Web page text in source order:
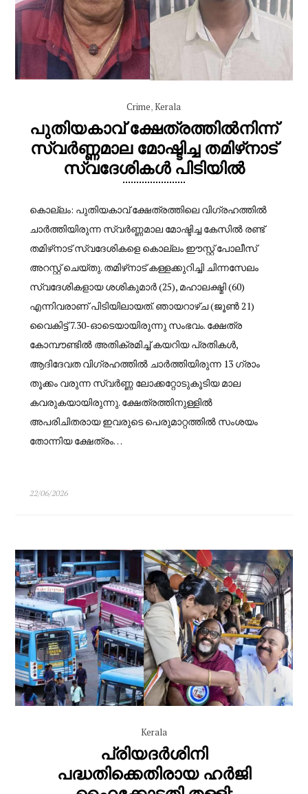
Crime,Kerala
പുതിയകാവ് ക്ഷേത്രത്തിൽനിന്ന്
സ്വർണ്ണമാല മോഷ്ടിച്ച തമിഴ്‌നാട്
സ്വദേശികൾ പിടിയിൽ
കൊല്ലം: പുതിയകാവ് ക്ഷേത്രത്തിലെ വിഗ്രഹത്തിൽ
ചാർത്തിയിരുന്ന സ്വർണ്ണമാല മോഷ്ടിച്ച കേസിൽ രണ്ട്
തമിഴ്‌നാട് സ്വദേശികളെ കൊല്ലം ഈസ്റ്റ് പോലീസ്
അറസ്റ്റ് ചെയ്തു. തമിഴ്‌നാട് കള്ളക്കുറിച്ചി ചിന്നസേലം
സ്വദേശികളായ ശശികുമാർ (25), മഹാലക്ഷ്മി (60)
എന്നിവരാണ് പിടിയിലായത്. ഞായറാഴ്ച (ജൂൺ 21)
വൈകിട്ട് 7.30-ഓടെയായിരുന്നു സംഭവം. ക്ഷേത്ര
കോമ്പൗണ്ടിൽ അതിക്രമിച്ച് കയറിയ പ്രതികൾ,
ആദിദേവത വിഗ്രഹത്തിൽ ചാർത്തിയിരുന്ന 13 ഗ്രാം
തൂക്കം വരുന്ന സ്വർണ്ണ ലോക്കറ്റോടുകൂടിയ മാല
കവരുകയായിരുന്നു. ക്ഷേത്രത്തിനുള്ളിൽ
അപരിചിതരായ ഇവരുടെ പെരുമാറ്റത്തിൽ സംശയം
തോന്നിയ ക്ഷേത്രം…
22/06/2026
Kerala
പ്രിയദർശിനി
പദ്ധതിക്കെതിരായ ഹർജി